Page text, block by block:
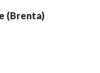
(Brenta)